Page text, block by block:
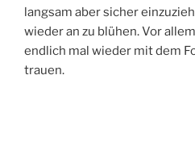
langsam aber sicher
wieder an zu blühen. Vor
endlich mal wieder mit dem
trauen.